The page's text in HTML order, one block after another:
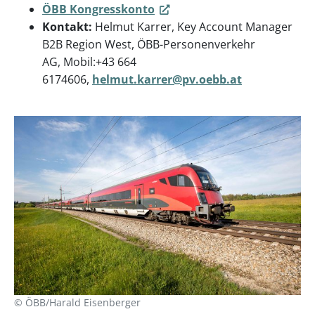
ÖBB Kongresskonto
Kontakt: Helmut Karrer, Key Account Manager
B2B Region West, ÖBB-Personenverkehr
AG, Mobil:+43 664
6174606, helmut.karrer@pv.oebb.at
© ÖBB/Harald Eisenberger